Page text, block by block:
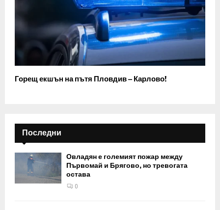
Горещ екшън на пътя Пловдив – Карлово!
Последни
Овладян е големият пожар между
Първомай и Брягово, но тревогата
остава
0